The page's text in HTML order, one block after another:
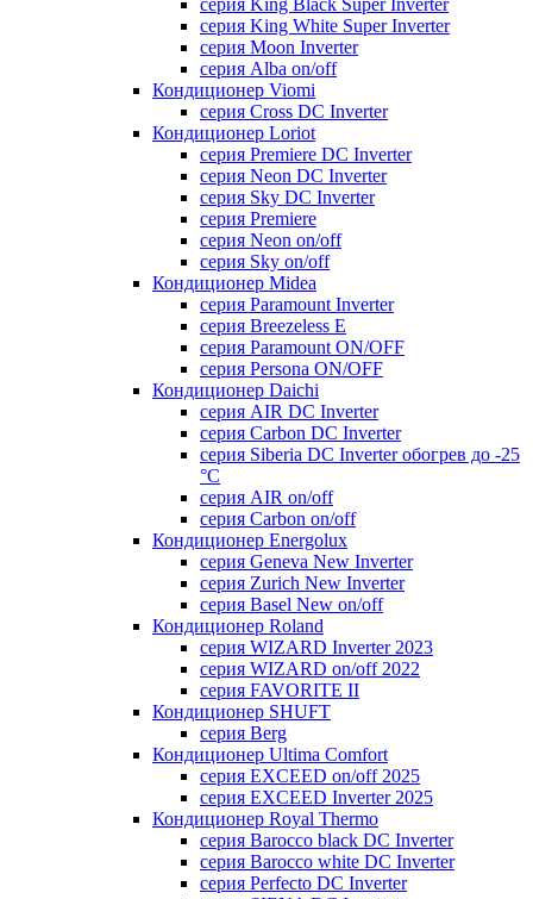
серия King Black Super Inverter
серия King White Super Inverter
серия Moon Inverter
серия Alba on/off
Кондиционер Viomi
серия Cross DC Inverter
Кондиционер Loriot
серия Premiere DC Inverter
серия Neon DC Inverter
серия Sky DC Inverter
серия Premiere
серия Neon on/off
серия Sky on/off
Кондиционер Midea
серия Paramount Inverter
серия Breezeless E
серия Paramount ON/OFF
серия Persona ON/OFF
Кондиционер Daichi
серия AIR DC Inverter
серия Carbon DC Inverter
серия Siberia DC Inverter обогрев до -25
°С
серия AIR on/off
серия Carbon on/off
Кондиционер Energolux
серия Geneva New Inverter
серия Zurich New Inverter
серия Basel New on/off
Кондиционер Roland
серия WIZARD Inverter 2023
серия WIZARD on/off 2022
серия FAVORITE II
Кондиционер SHUFT
серия Berg
Кондиционер Ultima Comfort
серия EXCEED on/off 2025
серия EXCEED Inverter 2025
Кондиционер Royal Thermo
серия Barocco black DC Inverter
серия Barocco white DC Inverter
серия Perfecto DC Inverter